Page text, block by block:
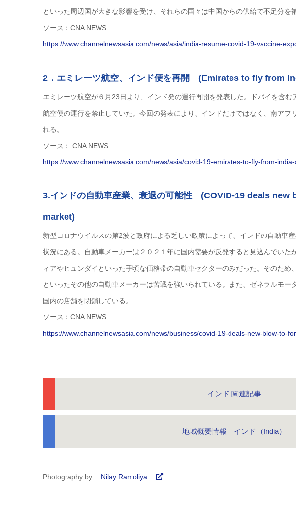
といった周辺国が大きな影響を受け、それらの国々は中国からの供給で不足分を
ソース：CNA NEWS
https://www.channelnewsasia.com/news/asia/india-resume-covid-19-vaccine-
2．エミレーツ航空、インド便を再開 (Emirates to fly from
エミレーツ航空が６月23日より、インド発の運行再開を発表した。ドバイを含
航空便の運行を禁止していた。今回の発表により、インドだけではなく、南アフ
れる。
ソース： CNA NEWS
https://www.channelnewsasia.com/news/asia/covid-19-emirates-to-fly-from-
3.インドの自動車産業、衰退の可能性 (COVID-19 deals
market)
新型コロナウイルスの第2波と政府による乏しい政策によって、インドの自動車
状況にある。自動車メーカーは２０２１年に国内需要が反発すると見込んでいた
ィアやヒュンダイといった手頃な価格帯の自動車セクターのみだった。そのた
といったその他の自動車メーカーは苦戦を強いられている。また、ゼネラルモー
国内の店舗を閉鎖している。
ソース：CNA NEWS
https://www.channelnewsasia.com/news/business/covid-19-deals-new-blow-to-
インド 関連記事
地域概要情報 インド（India）
Photography by Nilay Ramoliya